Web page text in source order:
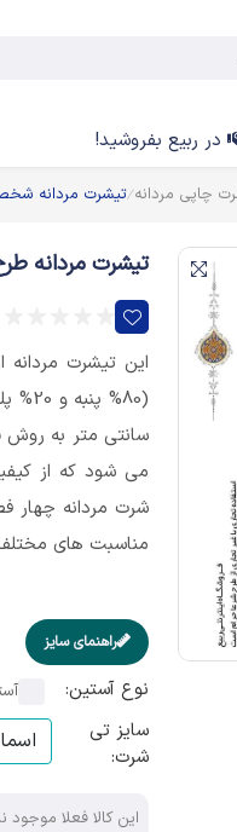
در ربیع بفروشید!
چاپی مردانه تیشرت مردانه
تیشرت مردانه
این تیشرت مردانه
سانتی متر به روش
می شود که از
شرت مردانه چهار
مناسبت های
راهنمای سایز
نوع آستین:
سایز تی
شرت:
این کالا فعلا